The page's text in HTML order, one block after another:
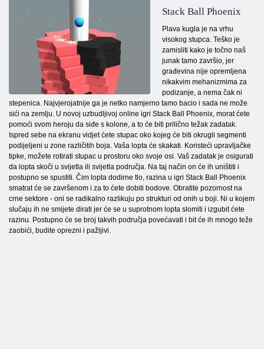
Stack Ball Phoenix
Plava kugla je na vrhu
visokog stupca. Teško je
zamisliti kako je točno naš
junak tamo završio, jer
građevina nije opremljena
nikakvim mehanizmima za
podizanje, a nema čak ni
stepenica. Najvjerojatnije ga je netko namjerno tamo bacio i sada ne može
sići na zemlju. U novoj uzbudljivoj online igri Stack Ball Phoenix, morat ćete
pomoći svom heroju da siđe s kolone, a to će biti prilično težak zadatak.
Ispred sebe na ekranu vidjet ćete stupac oko kojeg će biti okrugli segmenti
podijeljeni u zone različitih boja. Vaša lopta će skakati. Koristeći upravljačke
tipke, možete rotirati stupac u prostoru oko svoje osi. Vaš zadatak je osigurati
da lopta skoči u svijetla ili svijetla područja. Na taj način on će ih uništiti i
postupno se spustiti. Čim lopta dodirne tlo, razina u igri Stack Ball Phoenix
smatrat će se završenom i za to ćete dobiti bodove. Obratite pozornost na
crne sektore - oni se radikalno razlikuju po strukturi od onih u boji. Ni u kojem
slučaju ih ne smijete dirati jer će se u suprotnom lopta slomiti i izgubit ćete
razinu. Postupno će se broj takvih područja povećavati i bit će ih mnogo teže
zaobići, budite oprezni i pažljivi.